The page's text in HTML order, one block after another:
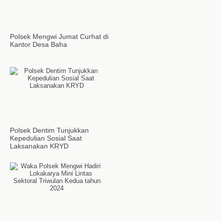
Polsek Mengwi Jumat Curhat di
Kantor Desa Baha
Polsek Dentim Tunjukkan
Kepedulian Sosial Saat
Laksanakan KRYD